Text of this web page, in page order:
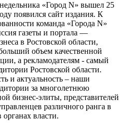
«Город N» вышел 25
появился сайт издания. К
команда «Города N»
газеты и портала —
в Ростовской области,
объем качественной
а рекламодателям - самый
Ростовской области.
и актуальность – наши
за многолетнюю
бизнес-элиты, представителей
различного ранга в
власти.